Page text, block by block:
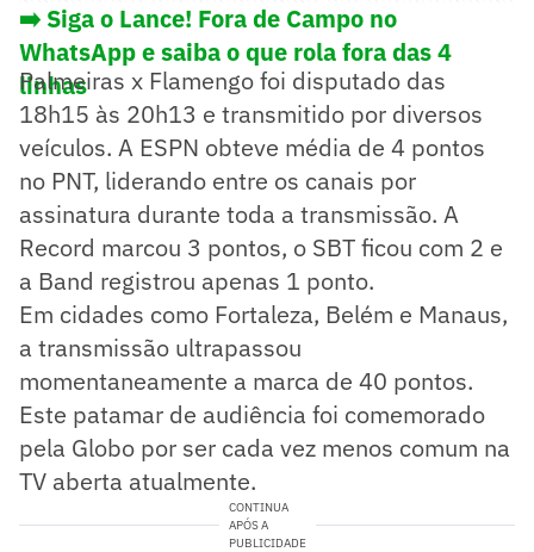
➡️ Siga o Lance! Fora de Campo no
WhatsApp e saiba o que rola fora das 4
linhas
Palmeiras x Flamengo foi disputado das
18h15 às 20h13 e transmitido por diversos
veículos. A ESPN obteve média de 4 pontos
no PNT, liderando entre os canais por
assinatura durante toda a transmissão. A
Record marcou 3 pontos, o SBT ficou com 2 e
a Band registrou apenas 1 ponto.
Em cidades como Fortaleza, Belém e Manaus,
a transmissão ultrapassou
momentaneamente a marca de 40 pontos.
Este patamar de audiência foi comemorado
pela Globo por ser cada vez menos comum na
TV aberta atualmente.
CONTINUA
APÓS A
PUBLICIDADE